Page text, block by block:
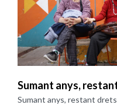
Sumant anys,
Sumant anys, restant drets